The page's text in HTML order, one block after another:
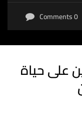
0 Comments
على حياة